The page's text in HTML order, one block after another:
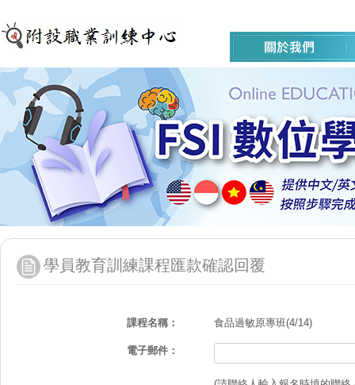
學員教育訓練課程匯款確認回覆
課程名稱： 食品過敏原專班(4/14)
電子郵件：